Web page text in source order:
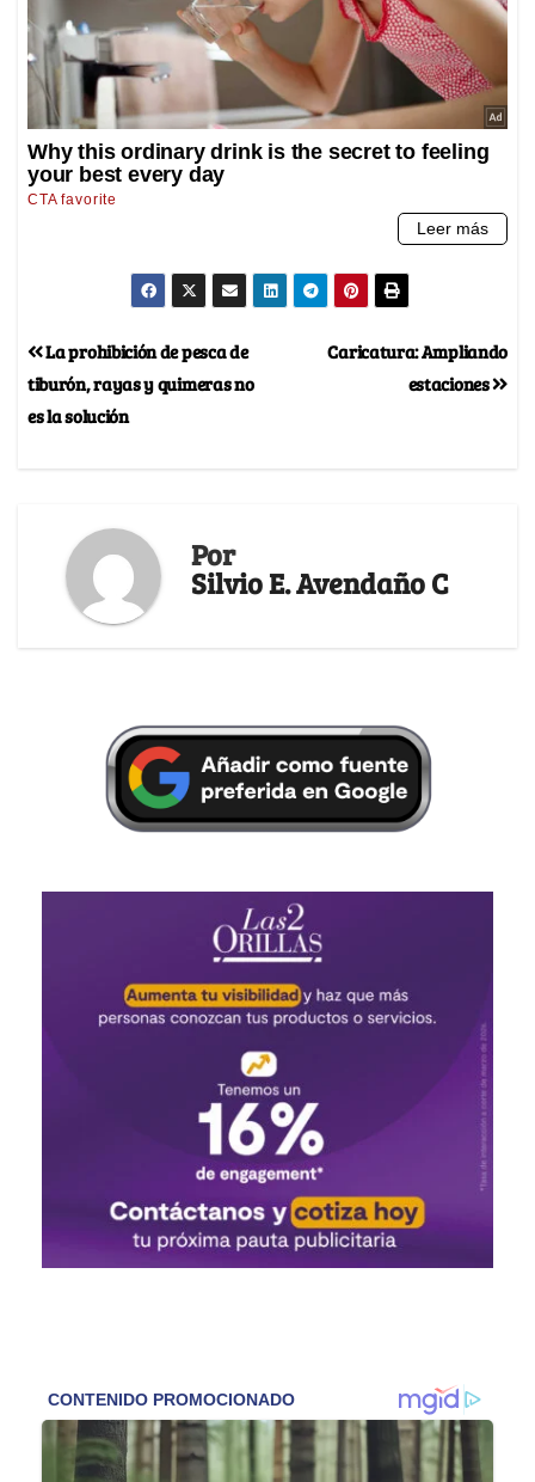
Caricatura: Ampliando
estaciones
La prohibición de pesca de
tiburón, rayas y quimeras no
es la solución
Por
Silvio E. Avendaño C